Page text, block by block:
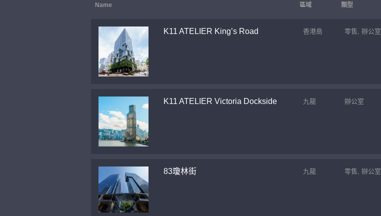
Name 區域 類型
K11 ATELIER King’s Road 香港島 零售, 辦公室
K11 ATELIER Victoria Dockside 九龍 辦公室
83瓊林街 九龍 零售, 辦公室